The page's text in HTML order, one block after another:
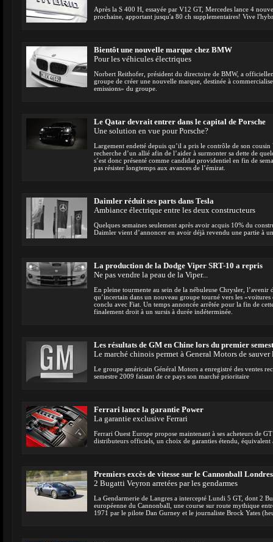
Après la S 400 H, essayée par V12 GT, Mercedes lance 4
prochaine, apportant jusqu'a 80 ch supplementaires! Vive
Bientôt une nouvelle marque chez BMW
Pour les véhicules électriques
Norbert Reithofer, président du directoire de BMW, a
groupe de créer une nouvelle marque, destinée à
emissions» du groupe.
Le Qatar devrait entrer dans le capital de Porsche
Une solution en vue pour Porsche?
Largement endetté depuis qu’il a pris le contrôle de son cousin
recherche d’un allié afin de l’aider à surmonter sa dette de
s’est donc présenté comme candidat providentiel en fin de
pas résister longtemps aux avances de l’émirat.
Daimler réduit ses parts dans Tesla
Ambiance électrique entre les deux constructeurs
Quelques semaines seulement après avoir acquis 10% du
Daimler vient d’annoncer en avoir déjà revendu une partie à
La production de la Dodge Viper SRT-10 a repris
Ne pas vendre la peau de la Viper...
En pleine tourmente au sein de la nébuleuse Chrysler, l’avenir
qu’incertain dans un nouveau groupe tourné vers les «voitures
conclu avec Fiat. Un temps annoncée arrêtée pour la fin de
finalement droit à un sursis à durée indéterminée.
Les résultats de GM en Chine lors du premier
Le marché chinois permet à General Motors de sauver
Le groupe américain Général Motors a enregistré des ventes
semestre 2009 faisant de ce pays son marché prioritaire
Ferrari lance la garantie Power
La garantie exclusive Ferrari
Ferrari Ouest Europe propose maintenant à ses acheteurs de
distributeurs officiels, un choix de garanties étendu, équivalent
Premiers excès de vitesse sur le Cannonball
2 Bugatti Veyron arretées par les gendarmes
La Gendarmerie de Langres a intercepté Lundi 5 GT, dont 2
européenne du Cannonball, une course sur route mythique
1971 par le pilote Dan Gurney et le journaliste Brock Yates